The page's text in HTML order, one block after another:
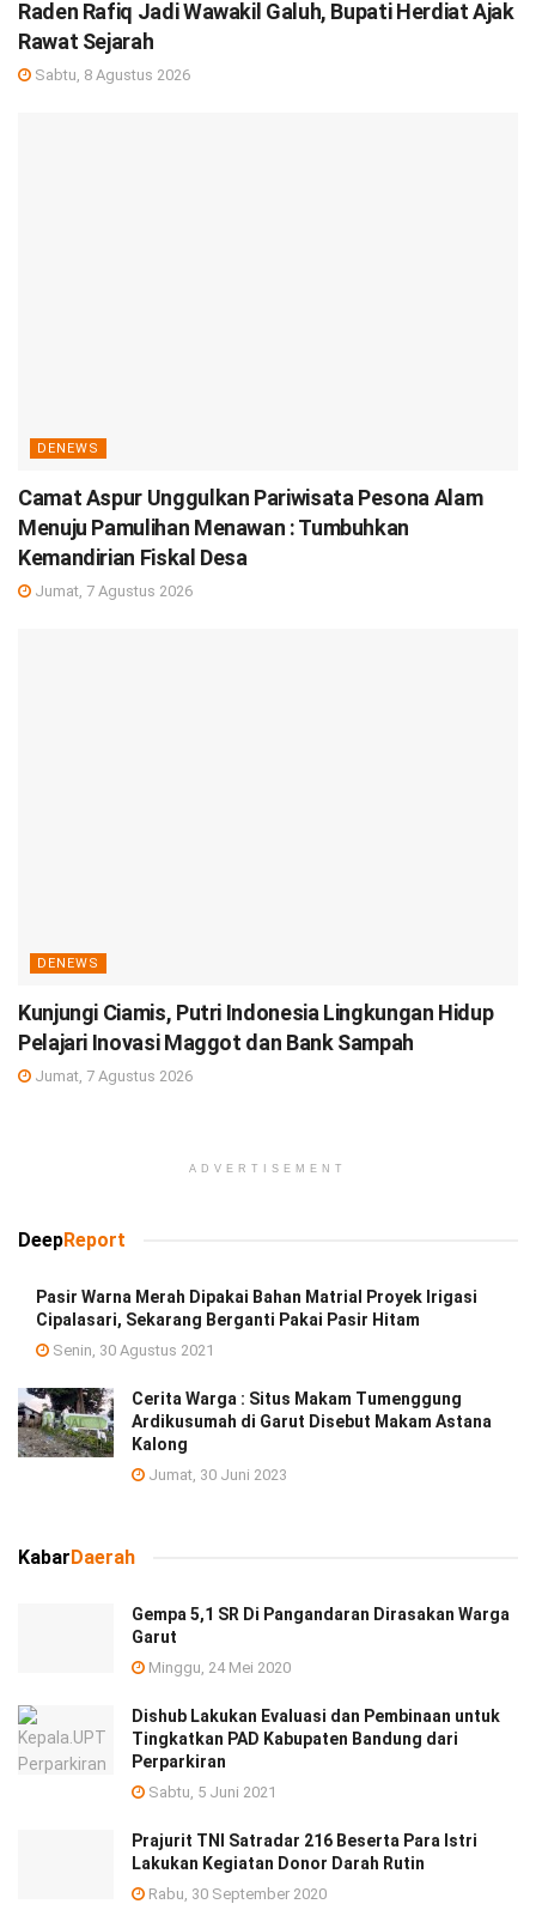
Raden Rafiq Jadi Wawakil Galuh, Bupati Herdiat Ajak
Rawat Sejarah
Sabtu, 8 Agustus 2026
DENEWS
Camat Aspur Unggulkan Pariwisata Pesona Alam
Menuju Pamulihan Menawan : Tumbuhkan
Kemandirian Fiskal Desa
Jumat, 7 Agustus 2026
DENEWS
Kunjungi Ciamis, Putri Indonesia Lingkungan Hidup
Pelajari Inovasi Maggot dan Bank Sampah
Jumat, 7 Agustus 2026
ADVERTISEMENT
DeepReport
Pasir Warna Merah Dipakai Bahan Matrial Proyek Irigasi
Cipalasari, Sekarang Berganti Pakai Pasir Hitam
Senin, 30 Agustus 2021
Cerita Warga : Situs Makam Tumenggung
Ardikusumah di Garut Disebut Makam Astana
Kalong
Jumat, 30 Juni 2023
Kabar Daerah
Gempa 5,1 SR Di Pangandaran Dirasakan Warga
Garut
Minggu, 24 Mei 2020
Dishub Lakukan Evaluasi dan Pembinaan untuk
Tingkatkan PAD Kabupaten Bandung dari
Perparkiran
Sabtu, 5 Juni 2021
Prajurit TNI Satradar 216 Beserta Para Istri
Lakukan Kegiatan Donor Darah Rutin
Rabu, 30 September 2020